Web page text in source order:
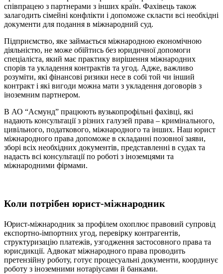
співпрацею з партнерами з інших країн. Фахівець також
залагодить сімейні конфлікти і допоможе скласти всі необхідні
документи для подання в міжнародний суд.
Підприємство, яке займається міжнародною економічною
діяльністю, не може обійтись без юридичної допомоги
спеціаліста, який має практику вирішення міжнародних
спорів та укладення контрактів та угод. Адже, важливо
розуміти, які фінансові ризики несе в собі той чи інший
контракт і які вигоди можна мати з укладення договорів з
іноземним партнером.
В АО “Асмунд” працюють вузькопрофільні фахівці, які
надають консультації з різних галузей права – кримінального,
цивільного, податкового, міжнародного та інших. Наш юрист
міжнародного права допоможе в складанні позовної заяви,
зборі всіх необхідних документів, представленні в судах та
надасть всі консультації по роботі з іноземцями та
міжнародними фірмами.
Коли потрібен юрист-міжнародник
Юрист-міжнародник за профілем охоплює правовий супровід
експортно-імпортних угод, перевірку контрагентів,
структуризацію платежів, узгодження застосовного права та
юрисдикції. Адвокат міжнародного права проводить
претензійну роботу, готує процесуальні документи, координує
роботу з іноземними нотаріусами й банками.